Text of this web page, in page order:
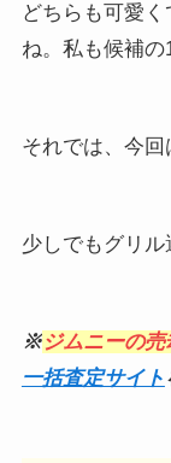
どちらも可愛
ね。私も候補の
それでは、今回
少しでもグリル
※ジムニーの売
一括査定サイト